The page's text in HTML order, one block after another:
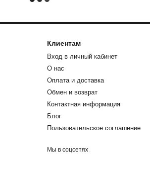
Клиентам
Вход в личный кабинет
О нас
Оплата и доставка
Обмен и возврат
Контактная информация
Блог
Пользовательское соглашение
Мы в соцсетях